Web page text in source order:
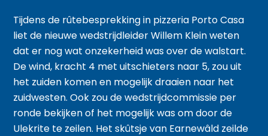
Tijdens de rûtebesprekking in pizzeria Porto Casa
liet de nieuwe wedstrijdleider Willem Klein weten
dat er nog wat onzekerheid was over de walstart.
De wind, kracht 4 met uitschieters naar 5, zou uit
het zuiden komen en mogelijk draaien naar het
zuidwesten. Ook zou de wedstrijdcommissie per
ronde bekijken of het mogelijk was om door de
Ulekrite te zeilen. Het skûtsje van Earnewâld zeilde